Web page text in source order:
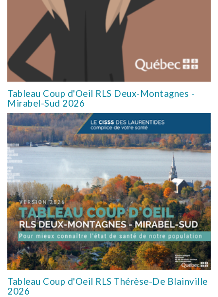
Tableau Coup d'Oeil RLS Deux-Montagnes -
Mirabel-Sud 2026
Tableau Coup d'Oeil RLS Thérèse-De Blainville
2026